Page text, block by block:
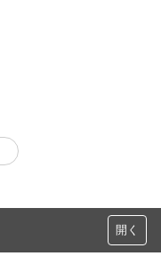
開く